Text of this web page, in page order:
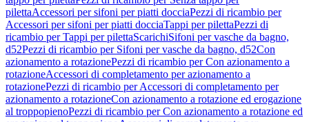
pilettaAccessori per sifoni per piatti docciaPezzi di ricambio per
Accessori per sifoni per piatti docciaTappi per pilettaPezzi di
ricambio per Tappi per pilettaScarichiSifoni per vasche da bagno,
d52Pezzi di ricambio per Sifoni per vasche da bagno, d52Con
azionamento a rotazionePezzi di ricambio per Con azionamento a
rotazioneAccessori di completamento per azionamento a
rotazionePezzi di ricambio per Accessori di completamento per
azionamento a rotazioneCon azionamento a rotazione ed erogazione
al troppopienoPezzi di ricambio per Con azionamento a rotazione ed